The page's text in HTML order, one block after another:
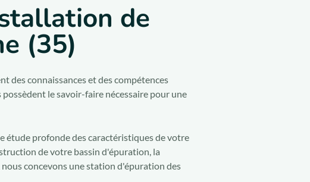
de
(35)
des connaissances et des compétences
possèdent le savoir-faire nécessaire pour une
étude profonde des caractéristiques de votre
de votre bassin d'épuration, la
concevons une station d'épuration des